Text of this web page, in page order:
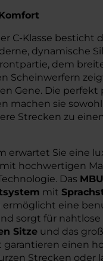
C-Klasse besticht
dynamische
dem
Scheinwerfern
Gene. Die
machen sie
Strecken zu
erwartet Sie eine
hochwertigen
Das
mit
ermöglicht eine
sorgt für
Sitze und das
garantieren einen
Strecken oder